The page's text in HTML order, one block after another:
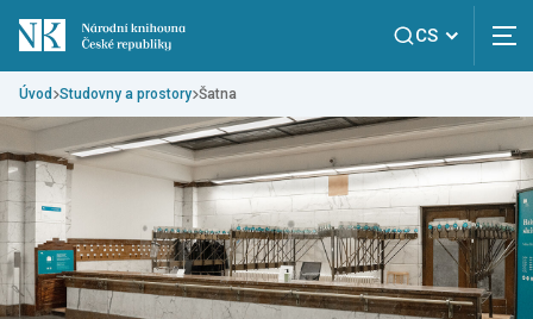
CS
Úvod Studovny a prostory Šatna